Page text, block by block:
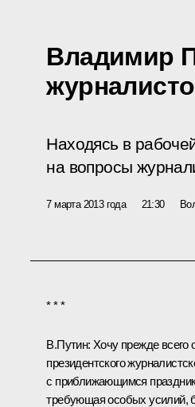
Владимир
Находясь в
на вопросы
7 марта 2013 года 21:30
* * *
В.Путин: Хочу прежде всего
президентского
с приближающимся
требующая особых усилий,